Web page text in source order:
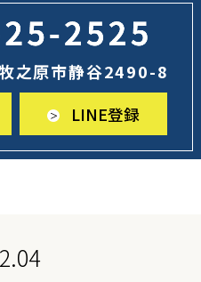
之原市静谷2490-8
LINE登録